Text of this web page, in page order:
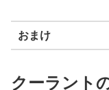
おまけ
クーラント